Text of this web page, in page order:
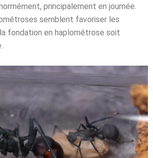
principalement en journée.
semblent favoriser les
fondation en haplométrose soit